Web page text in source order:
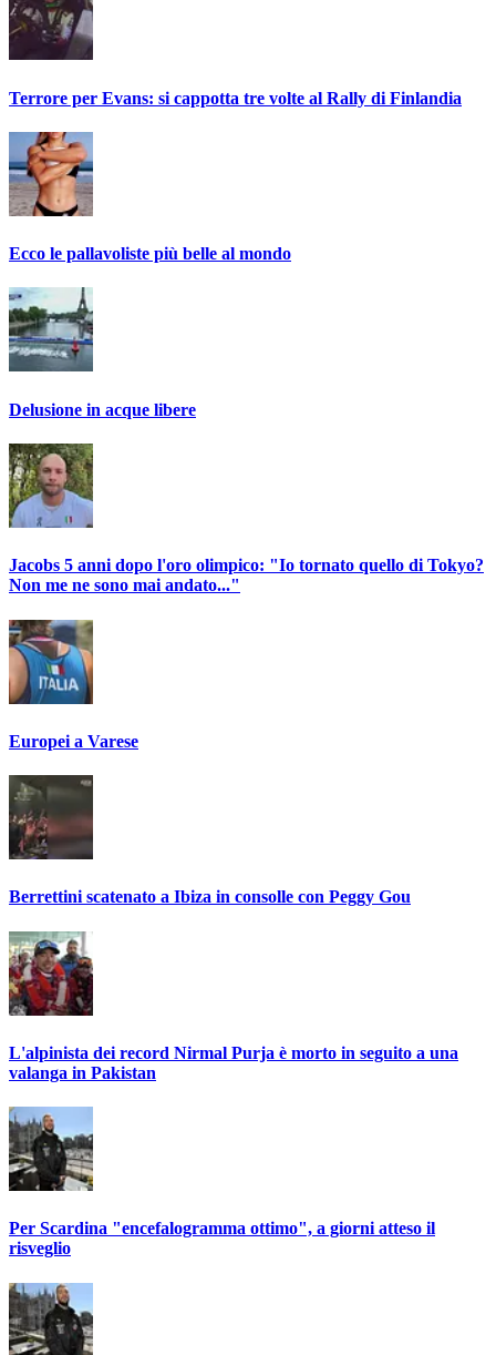
Terrore per Evans: si cappotta tre volte al Rally di Finlandia
Ecco le pallavoliste più belle al mondo
Delusione in acque libere
Jacobs 5 anni dopo l'oro olimpico: "Io tornato quello di Tokyo?
Non me ne sono mai andato..."
Europei a Varese
Berrettini scatenato a Ibiza in consolle con Peggy Gou
L'alpinista dei record Nirmal Purja è morto in seguito a una
valanga in Pakistan
Per Scardina "encefalogramma ottimo", a giorni atteso il
risveglio